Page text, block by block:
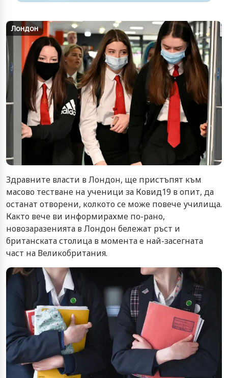
Лондон
Здравните власти в Лондон, ще пристъпят към
масово тестване на ученици за Ковид19 в опит, да
останат отворени, колкото се може повече училища.
Както вече ви информирахме по-рано,
новозаразенията в Лондон бележат ръст и
британската столица в момента е най-засегната
част на Великобритания.